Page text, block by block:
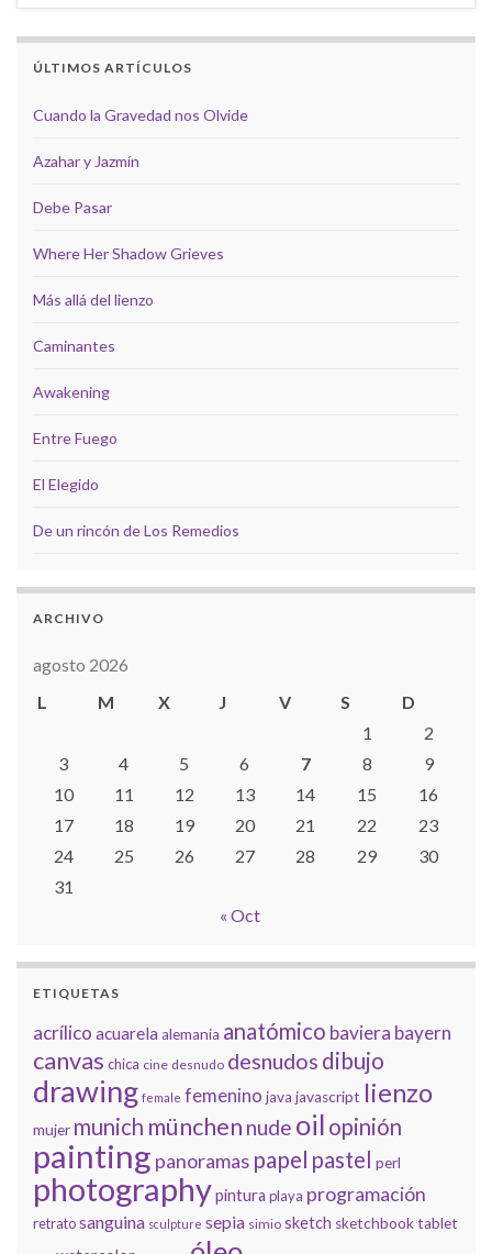
ÚLTIMOS ARTÍCULOS
Cuando la Gravedad nos Olvide
Azahar y Jazmín
Debe Pasar
Where Her Shadow Grieves
Más allá del lienzo
Caminantes
Awakening
Entre Fuego
El Elegido
De un rincón de Los Remedios
ARCHIVO
agosto 2026
L
M X J V S
D
1
2
3
4 5 6 7 8
9
10
11 12 13 14 15
16
17
18 19 20 21 22
23
24
25 26 27 28 29
30
31
« Oct
ETIQUETAS
acrílico acuarela alemania anatómico baviera bayern
canvas chica cine desnudo desnudos dibujo
drawing female femenino java javascript lienzo
mujer munich münchen nude oil opinión
painting panoramas papel pastel perl
photographypintura playa programación
retratosanguina sculpture sepia simio sketch sketchbooktablet